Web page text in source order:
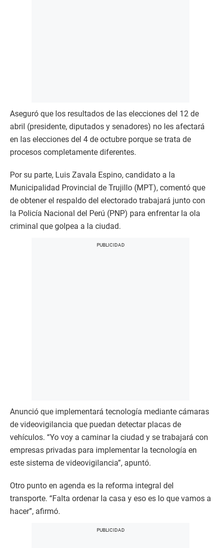
Aseguró que los resultados de las elecciones del 12 de
abril (presidente, diputados y senadores) no les afectará
en las elecciones del 4 de octubre porque se trata de
procesos completamente diferentes.
Por su parte, Luis Zavala Espino, candidato a la
Municipalidad Provincial de Trujillo (MPT), comentó que
de obtener el respaldo del electorado trabajará junto con
la Policía Nacional del Perú (PNP) para enfrentar la ola
criminal que golpea a la ciudad.
Anunció que implementará tecnología mediante cámaras
de videovigilancia que puedan detectar placas de
vehículos. “Yo voy a caminar la ciudad y se trabajará con
empresas privadas para implementar la tecnología en
este sistema de videovigilancia”, apuntó.
Otro punto en agenda es la reforma integral del
transporte. “Falta ordenar la casa y eso es lo que vamos a
hacer”, afirmó.